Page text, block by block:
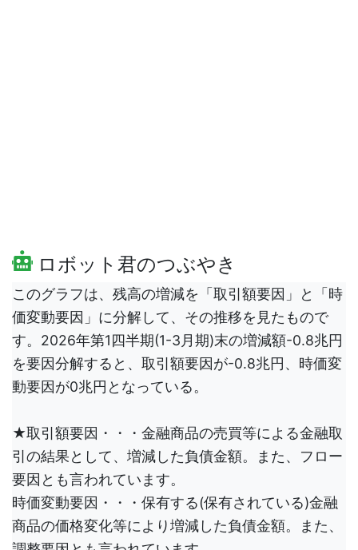
ロボット君のつぶやき
このグラフは、残高の増減を「取引額要因」と「時
価変動要因」に分解して、その推移を見たもので
す。2026年第1四半期(1-3月期)末の増減額-0.8兆円
を要因分解すると、取引額要因が-0.8兆円、時価変
動要因が0兆円となっている。
★取引額要因・・・金融商品の売買等による金融取
引の結果として、増減した負債金額。また、フロー
要因とも言われています。
時価変動要因・・・保有する(保有されている)金融
商品の価格変化等により増減した負債金額。また、